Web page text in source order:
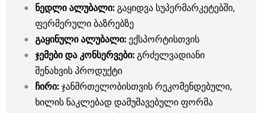
ნედლი ალუბალი:გაყიდვა სუპერმარკეტებში,
ფერმერული ბაზრებზე
გაყინული ალუბალი: ექსპორტისთვის
ჯემები და კონსერვები:გრძელვადიანი
შენახვის პროდუქტი
ჩირი:ჯანმრთელობისთვის რეკომენდებული,
ხილის ნაკლებად დამუშავებული ფორმა